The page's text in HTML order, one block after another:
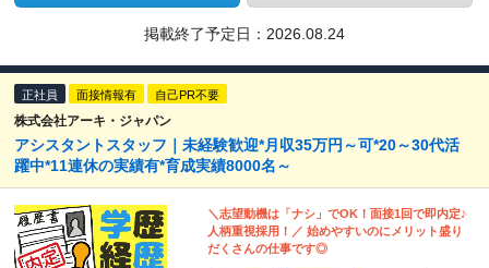
掲載終了予定日： 2026.08.24
正社員 面接情報有 自己PR不要
株式会社アーキ・ジャパン
アシスタントスタッフ｜未経験歓迎*月収35万円～可*20～30代活
躍中*11連休の実績有*育成実績8000名～
＼志望動機は「ナシ」でOK！面接1回で即内定♪
人柄重視採用！／ 始めやすいのにメリット盛り
だくさんの仕事です◎